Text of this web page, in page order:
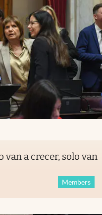
van a crecer, solo van
Members